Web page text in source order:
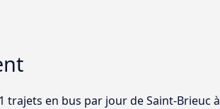
trajets en bus par jour de Saint-Brieuc à